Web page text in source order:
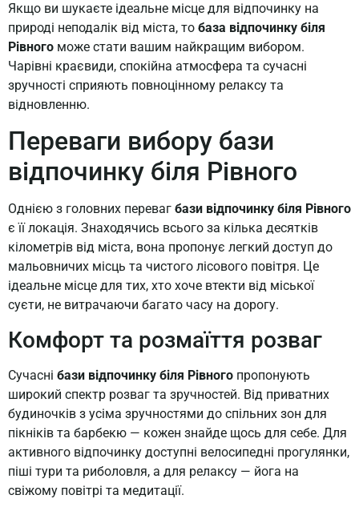
Якщо ви шукаєте ідеальне місце для відпочинку на
природі неподалік від міста, то база відпочинку біля
Рівного може стати вашим найкращим вибором.
Чарівні краєвиди, спокійна атмосфера та сучасні
зручності сприяють повноцінному релаксу та
відновленню.
Переваги вибору бази
відпочинку біля Рівного
Однією з головних переваг бази відпочинку біля Рівного
є її локація. Знаходячись всього за кілька десятків
кілометрів від міста, вона пропонує легкий доступ до
мальовничих місць та чистого лісового повітря. Це
ідеальне місце для тих, хто хоче втекти від міської
суєти, не витрачаючи багато часу на дорогу.
Комфорт та розмаїття розваг
Сучасні бази відпочинку біля Рівного пропонують
широкий спектр розваг та зручностей. Від приватних
будиночків з усіма зручностями до спільних зон для
пікніків та барбекю — кожен знайде щось для себе. Для
активного відпочинку доступні велосипедні прогулянки,
піші тури та риболовля, а для релаксу — йога на
свіжому повітрі та медитації.